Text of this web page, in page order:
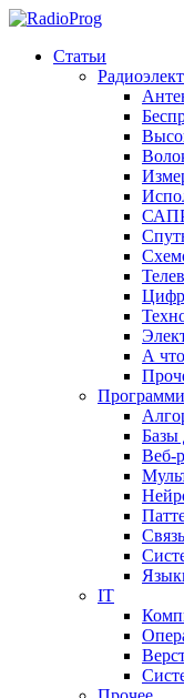
Статьи
А
Базы
Веб-
Связь
IT